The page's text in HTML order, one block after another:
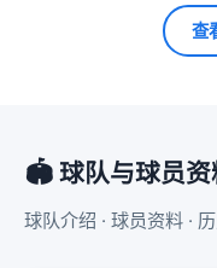
查
🏟️ 球队与球员资
球队介绍 · 球员资料 ·